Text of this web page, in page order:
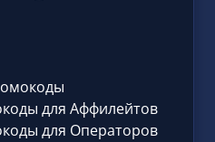
для Аффилейтов
для Операторов